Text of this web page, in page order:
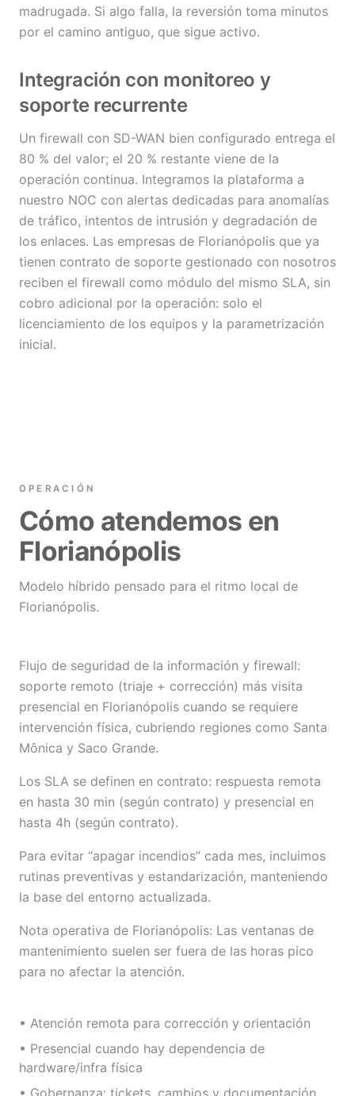
madrugada. Si algo falla, la reversión toma minutos
por el camino antiguo, que sigue activo.
Integración con monitoreo y
soporte recurrente
Un firewall con SD-WAN bien configurado entrega el
80 % del valor; el 20 % restante viene de la
operación continua. Integramos la plataforma a
nuestro NOC con alertas dedicadas para anomalías
de tráfico, intentos de intrusión y degradación de
los enlaces. Las empresas de Florianópolis que ya
tienen contrato de soporte gestionado con nosotros
reciben el firewall como módulo del mismo SLA, sin
cobro adicional por la operación: solo el
licenciamiento de los equipos y la parametrización
inicial.
OPERACIÓN
Cómo atendemos en
Florianópolis
Modelo híbrido pensado para el ritmo local de
Florianópolis.
Flujo de seguridad de la información y firewall:
soporte remoto (triaje + corrección) más visita
presencial en Florianópolis cuando se requiere
intervención física, cubriendo regiones como Santa
Mônica y Saco Grande.
Los SLA se definen en contrato: respuesta remota
en hasta 30 min (según contrato) y presencial en
hasta 4h (según contrato).
Para evitar “apagar incendios” cada mes, incluimos
rutinas preventivas y estandarización, manteniendo
la base del entorno actualizada.
Nota operativa de Florianópolis: Las ventanas de
mantenimiento suelen ser fuera de las horas pico
para no afectar la atención.
• Atención remota para corrección y orientación
• Presencial cuando hay dependencia de
hardware/infra física